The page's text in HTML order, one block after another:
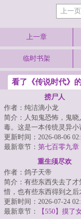
上一页
上一章
临时书架
看了《传说时代》
捞尸人
作者：纯洁滴小龙
简介：人知鬼恐怖，鬼晓
毒。这是一本传统灵异小
更新时间：2026-08-06
最新章节： 第七百零九章
重生须尽欢
作者：鸽子天帝
简介：有些东西失去了才
惜，也有些东西得到之后
就那样。人到中年的徐尽
有成、财富自由...
更新时间：2026-07-24
最新章节：
【550】摸了